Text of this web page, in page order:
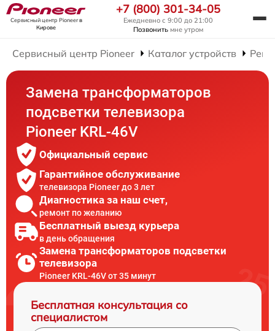
Сервисный центр Pioneerв
Кирове
+7 (800) 301-34-05
Ежедневно с 9:00 до 21:00
Позвонить мне утром
Сервисный центр Pioneer Каталог устройств
Замена трансформаторов
подсветки телевизора
Pioneer KRL-46V
Официальный сервис
Гарантийное обслуживание
телевизора Pioneer до 3 лет
Диагностика за наш счет,
ремонт по желанию
Бесплатный выезд курьера
в день обращения
Замена трансформаторов подсветки
телевизора
Pioneer KRL-46V от 35 минут
Бесплатная консультация со
специалистом